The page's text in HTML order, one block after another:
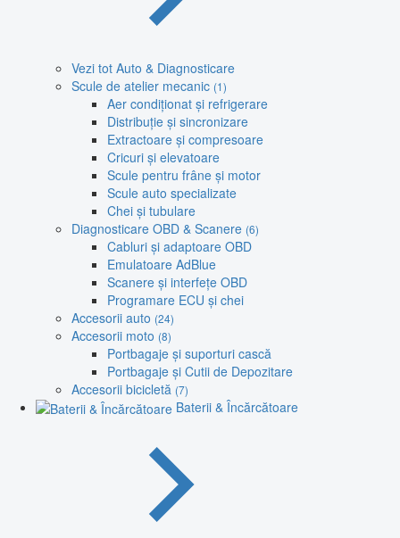
Vezi tot Auto & Diagnosticare
Scule de atelier mecanic (1)
Aer condiționat și refrigerare
Distribuție și sincronizare
Extractoare și compresoare
Cricuri și elevatoare
Scule pentru frâne și motor
Scule auto specializate
Chei și tubulare
Diagnosticare OBD & Scanere (6)
Cabluri și adaptoare OBD
Emulatoare AdBlue
Scanere și interfețe OBD
Programare ECU și chei
Accesorii auto (24)
Accesorii moto (8)
Portbagaje și suporturi cască
Portbagaje și Cutii de Depozitare
Accesorii bicicletă (7)
Baterii & Încărcătoare